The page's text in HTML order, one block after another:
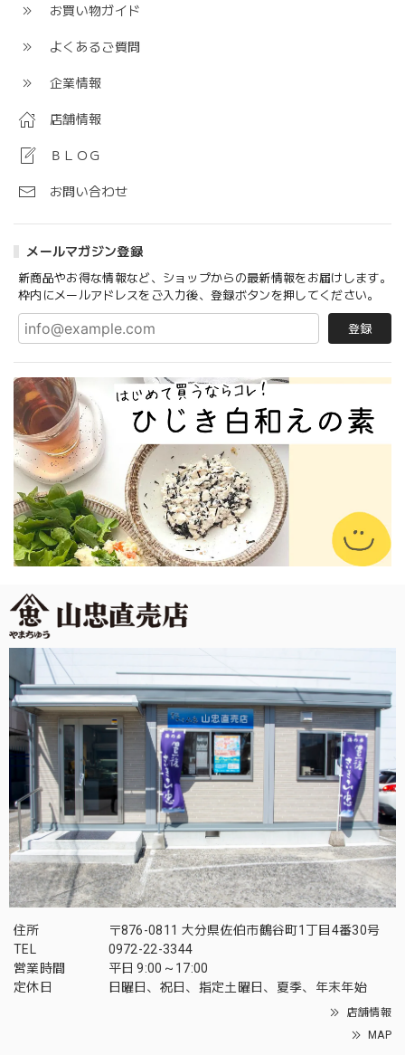
お買い物ガイド
よくあるご質問
企業情報
店舗情報
ＢＬＯＧ
お問い合わせ
メールマガジン登録
新商品やお得な情報など、ショップからの最新情報をお届けします。
枠内にメールアドレスをご入力後、登録ボタンを押してください。
登録
住所
〒876-0811 大分県佐伯市鶴谷町1丁目4番30号
TEL
0972-22-3344
営業時間
平日 9:00～17:00
定休日
日曜日、祝日、指定土曜日、夏季、年末年始
店舗情報
MAP